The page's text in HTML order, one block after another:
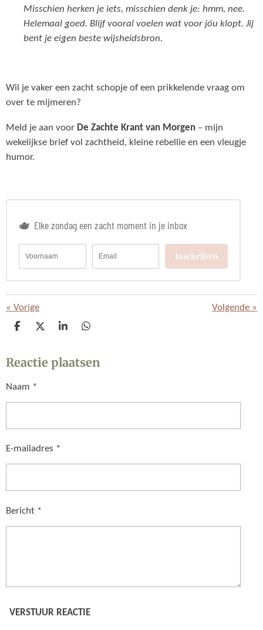
Misschien herken je iets, misschien denk je: hmm, nee.
Helemaal goed. Blijf vooral voelen wat voor jóu klopt. Jij
bent je eigen beste wijsheidsbron.
Wil je vaker een zacht schopje of een prikkelende vraag om
over te mijmeren?
Meld je aan voor De Zachte Krant van Morgen – mijn
wekelijkse brief vol zachtheid, kleine rebellie en een vleugje
humor.
🫖 Elke zondag een zacht moment in je inbox
Inschrijven
« Vorige Volgende »
D
E
D
L
S
R
D
E
Reactie plaatsen
Naam *
E-mailadres *
Bericht *
VERSTUUR REACTIE